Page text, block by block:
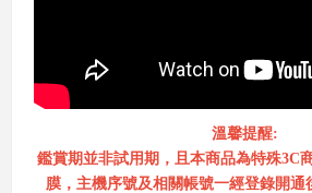
溫馨提醒:
鑑賞期並非試用期，且本商品為特殊3C
膜，主機序號及相關帳號一經登錄開通